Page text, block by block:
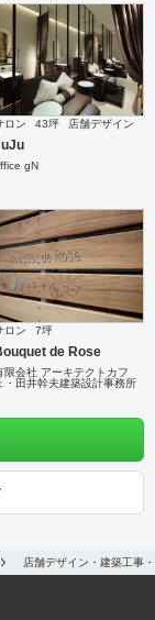
ロン 43坪 店舗デザイン
gN
ロン 7坪
de Rose
限会社 アーキテクトカフ
・田井幹夫建築設計事務所
店舗デザイン・建築工事